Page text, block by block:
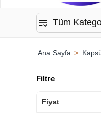
Tüm
Filtre
Fiyat